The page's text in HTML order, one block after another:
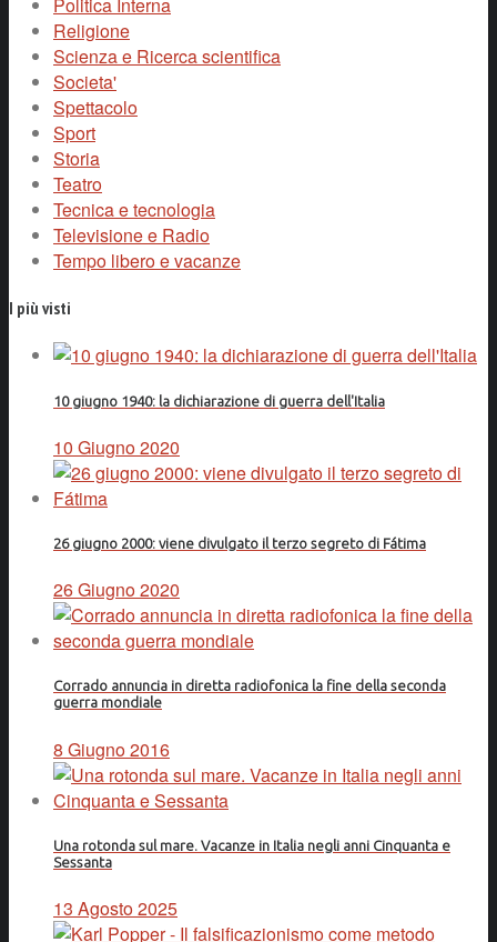
Religione
Scienza e Ricerca scientifica
Societa'
Spettacolo
Sport
Storia
Teatro
Tecnica e tecnologia
Televisione e Radio
Tempo libero e vacanze
I più visti
10 giugno 1940: la dichiarazione di guerra dell'Italia
10 Giugno 2020
26 giugno 2000: viene divulgato il terzo segreto di Fátima
26 Giugno 2020
Corrado annuncia in diretta radiofonica la fine della seconda
guerra mondiale
8 Giugno 2016
Una rotonda sul mare. Vacanze in Italia negli anni Cinquanta e
Sessanta
13 Agosto 2025